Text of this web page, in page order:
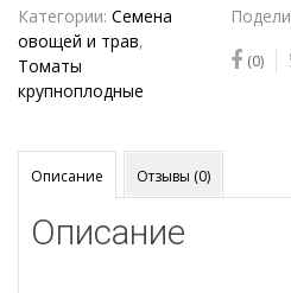
томата
Париж
Категории: Семена
овощей и трав,
Томаты
крупноплодные
(0)
Описание Отзывы (0)
Описание